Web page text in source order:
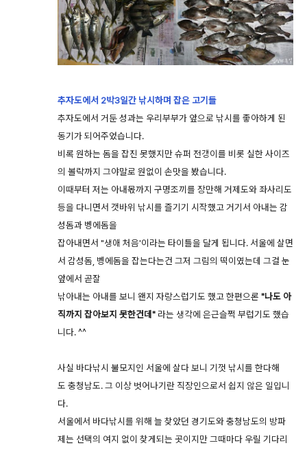
추자도에서 2박3일간 낚시하며 잡은 고기들
추자도에서 거둔 성과는 우리부부가 앞으로 낚시를 좋아하게 된
동기가 되어주었습니다.
비록 원하는 돔을 잡진 못했지만 슈퍼 전갱이를 비롯 실한 사이즈
의 볼락까지 그야말로 원없이 손맛을 봤습니다.
이때부터 저는 아내몫까지 구명조끼를 장만해 거제도와 좌사리도
등을 다니면서 갯바위 낚시를 즐기기 시작했고 거기서 아내는 감
성돔과 벵에돔을
잡아내면서 "생애 처음'이라는 타이틀을 달게 됩니다. 서울에 살면
서 감성돔, 벵에돔을 잡는다는건 그저 그림의 떡이였는데 그걸 눈
앞에서 곧잘
낚아내는 아내를 보니 왠지 자랑스럽기도 했고 한편으론 "나도 아
직까지 잡아보지 못한건데" 라는 생각에 은근슬쩍 부럽기도 했습
니다. ^^
사실 바다낚시 불모지인 서울에 살다 보니 기껏 낚시를 한다해
도 충청남도. 그 이상 벗어나기란 직장인으로서 쉽지 않은 일입니
다.
서울에서 바다낚시를 위해 늘 찾았던 경기도와 충청남도의 방파
제는 선택의 여지 없이 찾게되는 곳이지만 그때마다 우릴 기다리